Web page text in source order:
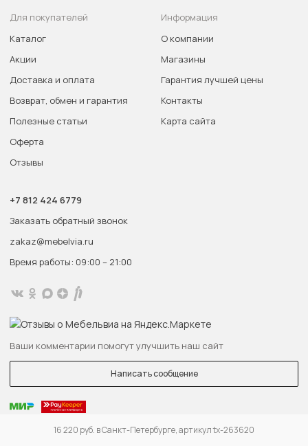
16 220 руб. в Санкт-Петербурге, артикул tx-263620
Для покупателей
Каталог
Акции
Доставка и оплата
Возврат, обмен и гарантия
Полезные статьи
Оферта
Отзывы
Информация
О компании
Магазины
Гарантия лучшей цены
Контакты
Карта сайта
+7 812 424 6779
Заказать обратный звонок
zakaz@mebelvia.ru
Время работы: 09:00 – 21:00
Ваши комментарии помогут улучшить наш сайт
Написать сообщение